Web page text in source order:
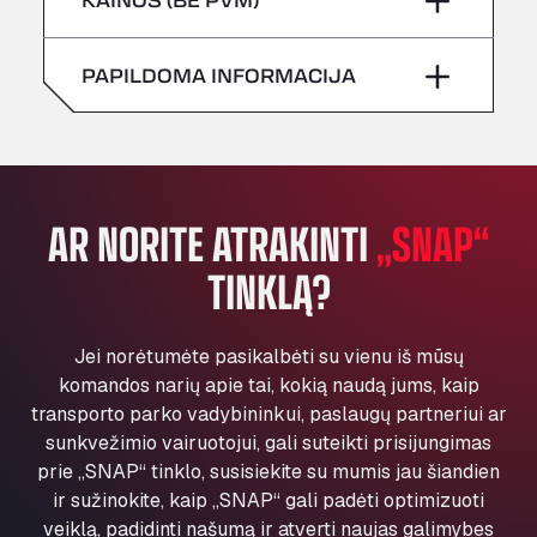
American Truck Wash
Av. des Etats-Unis 90, 6041
AP7 Salida 2, C/ Bassegoda, 4, 17700
Andamur Pamplona
A-15 Salida Imarcoain, 31119
Aut A1 Exit 385, 01207
Anglia Motel
Washway Road, PE12 8LT
Anpol Sp. z o.o.
Ul. Torunska 147, 85884
Aqua Ariva GmbH
Sekmadienis –
Sekmadienis –
PAPILDOMA INFORMACIJA
AR NORITE ATRAKINTI„SNAP“
TINKLĄ?
Jei norėtumėte pasikalbėti su vienu iš mūsų
komandos narių apie tai, kokią naudą jums, kaip
transporto parko vadybininkui, paslaugų partneriui ar
sunkvežimio vairuotojui, gali suteikti prisijungimas
prie „SNAP“ tinklo, susisiekite su mumis jau šiandien
ir sužinokite, kaip „SNAP“ gali padėti optimizuoti
veiklą, padidinti našumą ir atverti naujas galimybes